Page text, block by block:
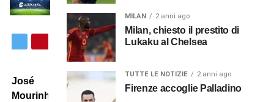
José
Mourinho
MILAN 2 anni ago
Milan, chiesto il prestito di
Lukaku al Chelsea
TUTTE LE NOTIZIE 2 anni ago
Firenze accoglie Palladino